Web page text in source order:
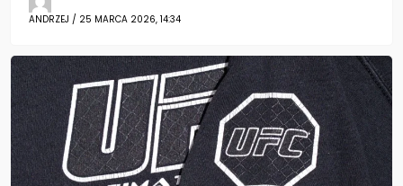
ANDRZEJ / 25 MARCA 2026, 14:34